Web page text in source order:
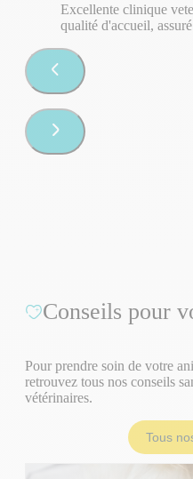
Excellente clinique
qualité d'accueil,
Conseils pour
Pour prendre soin de votre
retrouvez tous nos conseils
vétérinaires.
Tous